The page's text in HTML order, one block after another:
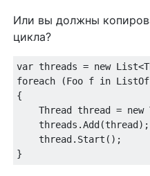
Или вы должны
цикла?
var threads = new
foreach (Foo f in
{
    Thread thread =
new
    threads.Add(thread);
    thread.Start();